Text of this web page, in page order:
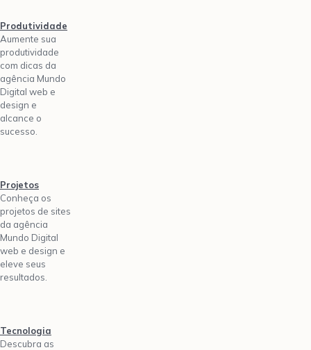
Produtividade
Aumente sua
produtividade
com dicas da
agência Mundo
Digital web e
design e
alcance o
sucesso.
Projetos
Conheça os
projetos de sites
da agência
Mundo Digital
web e design e
eleve seus
resultados.
Tecnologia
Descubra as